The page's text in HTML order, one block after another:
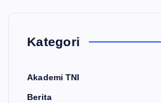
Kategori
Akademi TNI
Berita